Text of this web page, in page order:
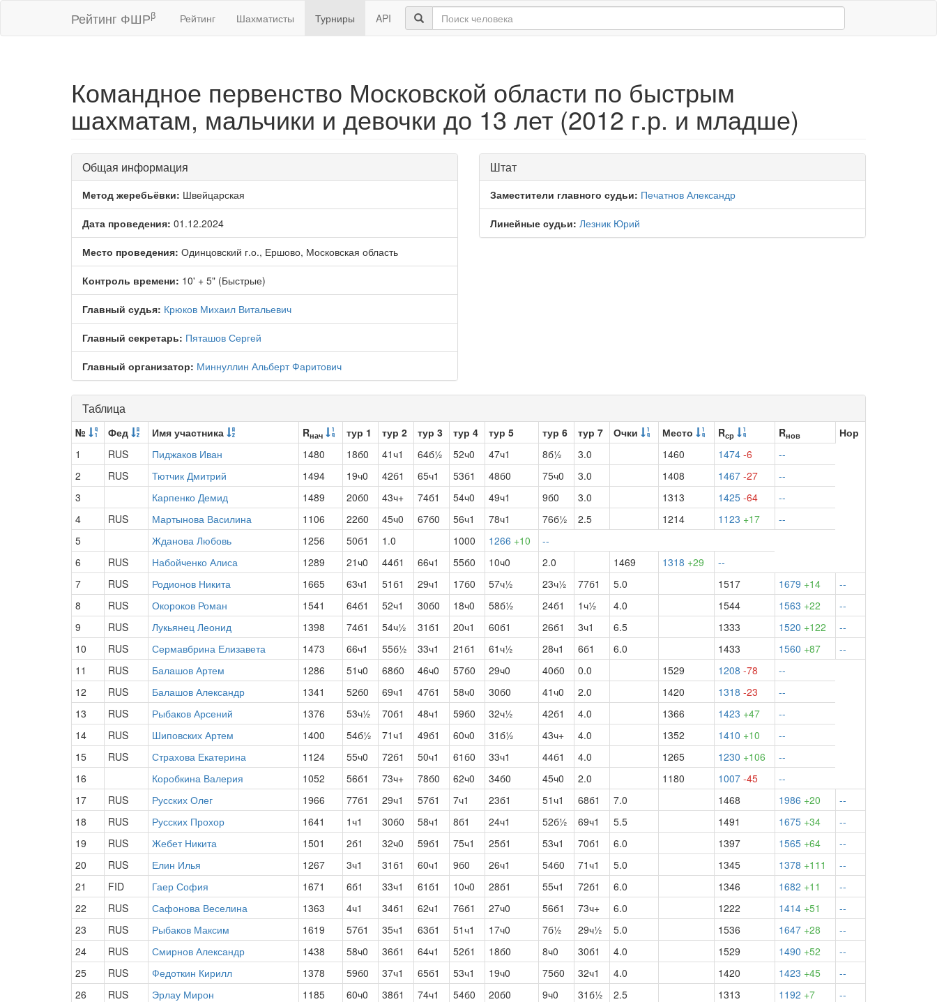
Рейтинг ФШРβ Рейтинг Шахматисты Турниры API
Командное первенство Московской области по быстрым
шахматам, мальчики и девочки до 13 лет (2012 г.р. и младше)
Общая информация
Метод жеребьёвки: Швейцарская
Дата проведения: 01.12.2024
Место проведения: Одинцовский г.о., Ершово, Московская область
Контроль времени: 10' + 5" (Быстрые)
Главный судья: Крюков Михаил Витальевич
Главный секретарь: Пяташов Сергей
Главный организатор: Миннуллин Альберт Фаритович
Штат
Заместители главного судьи: Печатнов Александр
Линейные судьи: Лезник Юрий
Таблица
№ Фед Имя участника Rнач тур 1 тур 2 тур 3 тур 4 тур 5 тур 6 тур 7 Очки Место Rср Rнов
Нор
1
RUS Пиджаков Иван 1480 18б0 41ч1 64б½ 52ч0 47ч1 8б½ 3.0 1460 1474 -6
--
2
RUS Тютчик Дмитрий 1494 19ч0 42б1 65ч1 53б1 48б0 75ч0 3.0 1408 1467 -27
--
3
Карпенко Демид 1489 20б0 43ч+ 74б1 54ч0 49ч1 9б0 3.0 1313 1425 -64
--
4
RUS Мартынова Василина 1106 22б0 45ч0 67б0 56ч1 78ч1 76б½ 2.5 1214 1123 +17
--
5
Жданова Любовь 1256 50б1 1.0 1000 1266 +10
--
6
RUS Набойченко Алиса 1289 21ч0 44б1 66ч1 55б0 10ч0 2.0 1469 1318 +29
--
7
RUS Родионов Никита 1665 63ч1 51б1 29ч1 17б0 57ч½ 23ч½ 77б1 5.0 1517 1679 +14
--
8
RUS Окороков Роман 1541 64б1 52ч1 30б0 18ч0 58б½ 24б1 1ч½ 4.0 1544 1563 +22
--
9
RUS Лукьянец Леонид 1398 74б1 54ч½ 31б1 20ч1 60б1 26б1 3ч1 6.5 1333 1520 +122
--
10
RUS Сермавбрина Елизавета 1473 66ч1 55б½ 33ч1 21б1 61ч½ 28ч1 6б1 6.0 1433 1560 +87
--
11
RUS Балашов Артем 1286 51ч0 68б0 46ч0 57б0 29ч0 40б0 0.0 1529 1208 -78
--
12
RUS Балашов Александр 1341 52б0 69ч1 47б1 58ч0 30б0 41ч0 2.0 1420 1318 -23
--
13
RUS Рыбаков Арсений 1376 53ч½ 70б1 48ч1 59б0 32ч½ 42б1 4.0 1366 1423 +47
--
14
RUS Шиповских Артем 1400 54б½ 71ч1 49б1 60ч0 31б½ 43ч+ 4.0 1352 1410 +10
--
15
RUS Страхова Екатерина 1124 55ч0 72б1 50ч1 61б0 33ч1 44б1 4.0 1265 1230 +106
--
16
Коробкина Валерия 1052 56б1 73ч+ 78б0 62ч0 34б0 45ч0 2.0 1180 1007 -45
--
17
RUS Русских Олег 1966 77б1 29ч1 57б1 7ч1 23б1 51ч1 68б1 7.0 1468 1986 +20
--
18
RUS Русских Прохор 1641 1ч1 30б0 58ч1 8б1 24ч1 52б½ 69ч1 5.5 1491 1675 +34
--
19
RUS Жебет Никита 1501 2б1 32ч0 59б1 75ч1 25б1 53ч1 70б1 6.0 1397 1565 +64
--
20
RUS Елин Илья 1267 3ч1 31б1 60ч1 9б0 26ч1 54б0 71ч1 5.0 1345 1378 +111
--
21
FID Гаер София 1671 6б1 33ч1 61б1 10ч0 28б1 55ч1 72б1 6.0 1346 1682 +11
--
22
RUS Сафонова Веселина 1363 4ч1 34б1 62ч1 76б1 27ч0 56б1 73ч+ 6.0 1222 1414 +51
--
23
RUS Рыбаков Максим 1619 57б1 35ч1 63б1 51ч1 17ч0 7б½ 29ч½ 5.0 1536 1647 +28
--
24
RUS Смирнов Александр 1438 58ч0 36б1 64ч1 52б1 18б0 8ч0 30б1 4.0 1529 1490 +52
--
25
RUS Федоткин Кирилл 1378 59б0 37ч1 65б1 53ч1 19ч0 75б0 32ч1 4.0 1420 1423 +45
--
26
RUS Эрлау Мирон 1185 60ч0 38б1 74ч1 54б0 20б0 9ч0 31б½ 2.5 1313 1192 +7
--